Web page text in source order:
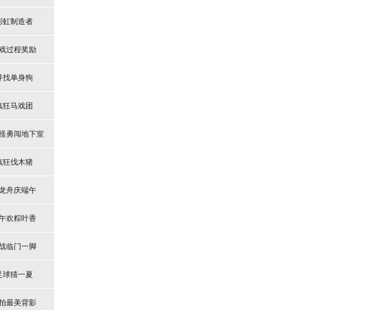
虹制造者
过程奖励
找单身狗
狂马戏团
勇闯地下室
狂伐木猪
舟庆端午
欢粽叶香
临门一脚
球猜一夏
最美背影